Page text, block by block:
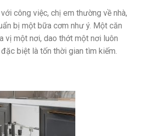
công việc, chị em thường về nhà,
bị một bữa cơm như ý. Một căn
vị một nơi, dao thớt một nơi luôn
biệt là tốn thời gian tìm kiếm.